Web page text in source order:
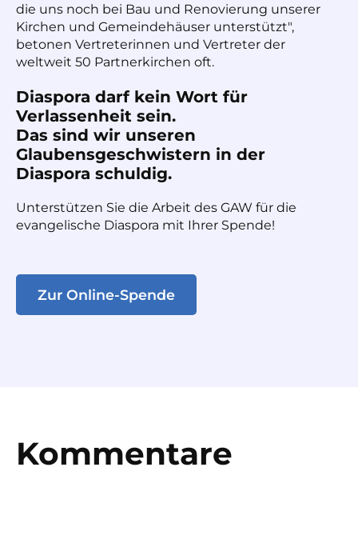
die uns noch bei Bau und Renovierung unserer
Kirchen und Gemeindehäuser unterstützt",
betonen Vertreterinnen und Vertreter der
weltweit 50 Partnerkirchen oft.
Diaspora darf kein Wort für
Verlassenheit sein.
Das sind wir unseren
Glaubensgeschwistern in der
Diaspora schuldig.
Unterstützen Sie die Arbeit des GAW für die
evangelische Diaspora mit Ihrer Spende!
Zur Online-Spende
Kommentare